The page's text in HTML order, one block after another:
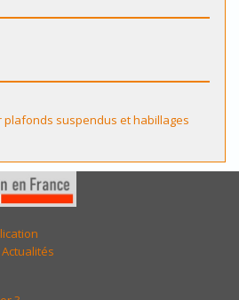
plafonds suspendus et habillages
Actualités